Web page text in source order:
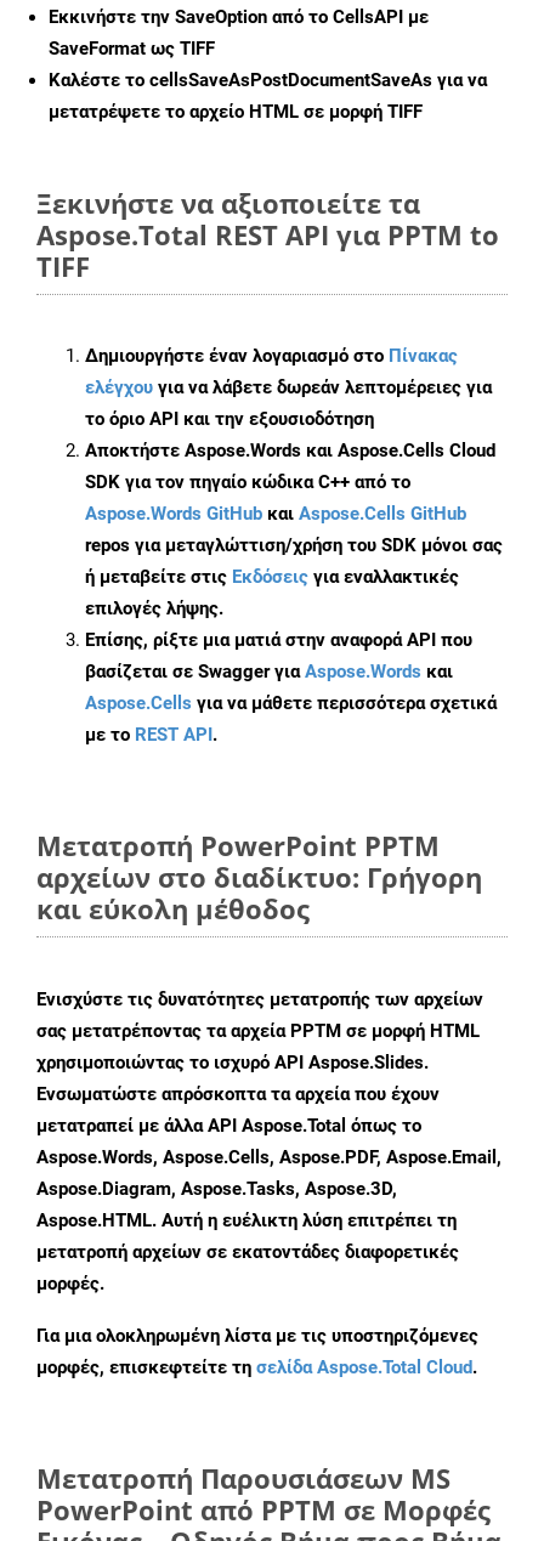
Εκκινήστε την SaveOption από το CellsAPI με
SaveFormat ως TIFF
Καλέστε το cellsSaveAsPostDocumentSaveAs για να
μετατρέψετε το αρχείο HTML σε μορφή TIFF
Ξεκινήστε να αξιοποιείτε τα
Aspose.Total REST API για PPTM to
TIFF
Δημιουργήστε έναν λογαριασμό στο Πίνακας
ελέγχου για να λάβετε δωρεάν λεπτομέρειες για
το όριο API και την εξουσιοδότηση
Αποκτήστε Aspose.Words και Aspose.Cells Cloud
SDK για τον πηγαίο κώδικα C++ από το
Aspose.Words GitHub και Aspose.Cells GitHub
repos για μεταγλώττιση/χρήση του SDK μόνοι σας
ή μεταβείτε στις Εκδόσεις για εναλλακτικές
επιλογές λήψης.
Επίσης, ρίξτε μια ματιά στην αναφορά API που
βασίζεται σε Swagger γιαAspose.Words και
Aspose.Cells για να μάθετε περισσότερα σχετικά
με το REST API.
Μετατροπή PowerPoint PPTM
αρχείων στο διαδίκτυο: Γρήγορη
και εύκολη μέθοδος
Ενισχύστε τις δυνατότητες μετατροπής των αρχείων
σας μετατρέποντας τα αρχεία PPTM σε μορφή HTML
χρησιμοποιώντας το ισχυρό API Aspose.Slides.
Ενσωματώστε απρόσκοπτα τα αρχεία που έχουν
μετατραπεί με άλλα API Aspose.Total όπως το
Aspose.Words, Aspose.Cells, Aspose.PDF, Aspose.Email,
Aspose.Diagram, Aspose.Tasks, Aspose.3D,
Aspose.HTML. Αυτή η ευέλικτη λύση επιτρέπει τη
μετατροπή αρχείων σε εκατοντάδες διαφορετικές
μορφές.
Για μια ολοκληρωμένη λίστα με τις υποστηριζόμενες
μορφές, επισκεφτείτε τη σελίδα Aspose.Total Cloud.
Μετατροπή Παρουσιάσεων MS
PowerPoint από PPTM σε Μορφές